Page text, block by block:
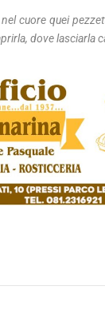
cuore quei
dove lasciarla